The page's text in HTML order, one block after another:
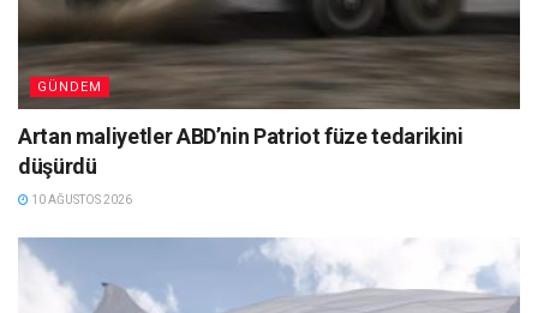
GÜNDEM
Artan maliyetler ABD’nin Patriot füze tedarikini
düşürdü
10 AĞUSTOS 2026